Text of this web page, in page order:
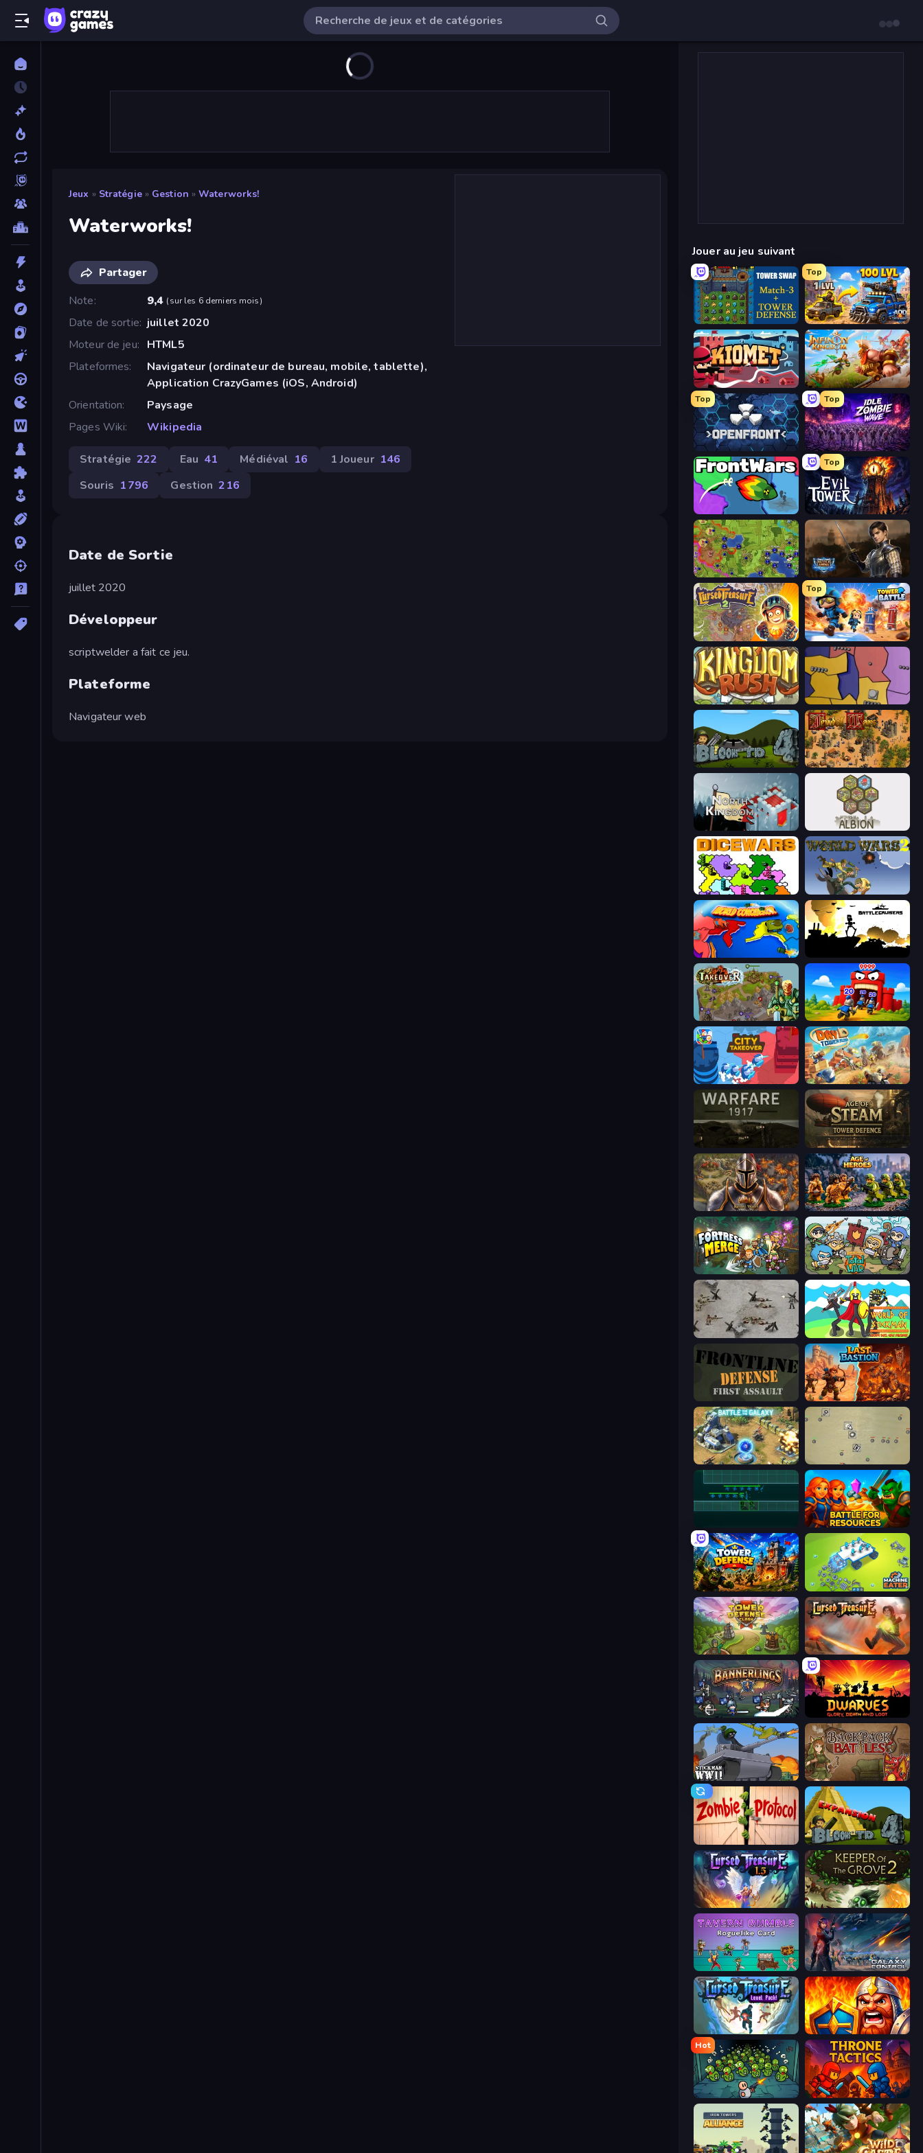
Jeux » Stratégie » Gestion » Waterworks!
Waterworks!
Partager
Note
9,4 (sur les 6 derniers mois)
Date de sortie juillet 2020
Moteur de jeu
HTML5
Plateformes
Navigateur (ordinateur de bureau, mobile, tablette),
Application CrazyGames (iOS, Android)
Orientation
Paysage
Pages Wiki
Wikipedia
Stratégie 222 Eau 41 Médiéval 16 1 Joueur 146
Souris 1 796 Gestion 216
Date de Sortie
juillet 2020
Développeur
scriptwelder a fait ce jeu.
Plateforme
Navigateur web
Jouer au jeu suivant
Tower Swap
Top
AOD - Art Of Defense
Kiomet Infinity Kingdom
Top
Openfront
Top
Idle Zombie Wave: Survivors
FrontWars.io
Top
Evil Tower
Hex Empire Battle Arena
Cursed Treasure 2
Top
Tower Battle
Kingdom Rush Compact Conflict
Bloons Tower Defense 4 Feudal Wars
North Kingdom: Siege Castle Settlers of Albion
Dice Wars World Wars 2
World Conqueror
Takeover TimeWarriors
City Takeover Day D Tower Rush
Warfare 1917 Age of Steam Tower Defence
Khan Wars Age of Heroes
Fortress Merge Raid Heroes: Total War
Warfare 1944 World of Stickman Classic RTS
Frontline Defense Last Bastion
Battle for the Galaxy Desktop Tower Defense
Battle for Resources
Tower Defense Machine Eater
Tower Defense Clash Cursed Treasure
Bannerlings
Stickman WW2 Backpack Battles
Zombie Protocol Bloons Tower Defense 4 Expansion
Cursed Treasure 1.5 Keeper of the Grove 2
Tavern Rumble: Roguelike Card Galaxy Control: 3D Strategy
Cursed Treasure Level Pack WarLink: Crown & Clash
Hot
Base Defence Throne Tactics